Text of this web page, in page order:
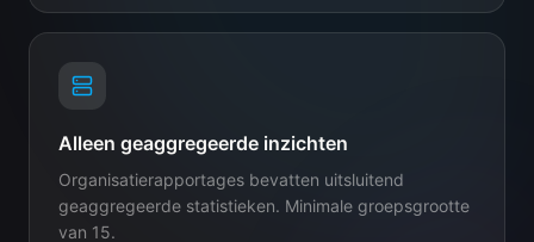
Alleen geaggregeerde inzichten
Organisatierapportages bevatten uitsluitend
geaggregeerde statistieken. Minimale groepsgrootte
van 15.